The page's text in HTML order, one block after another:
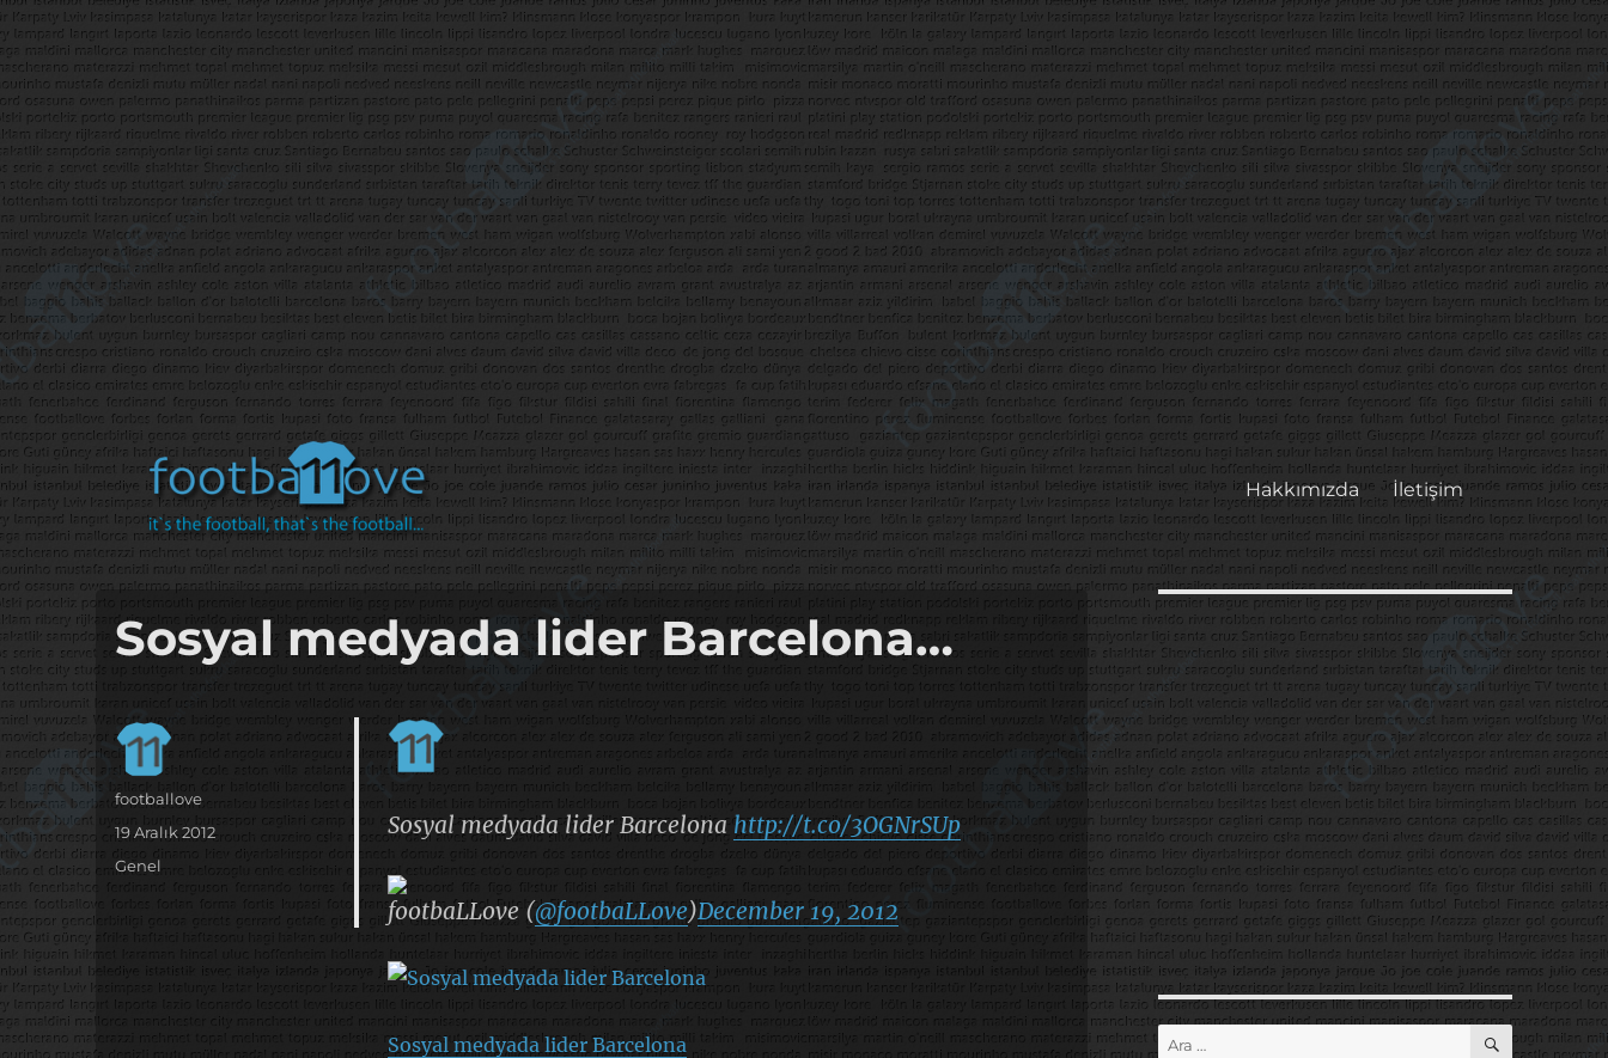
footbaLLove
it's the football, that's the football…
Hakkımızda İletişim
Sosyal medyada lider Barcelona…
Sosyal medyada lider Barcelona http://t.co/3OGNrSUp
footbaLLove (@footbaLLove)December 19, 2012
Sosyal medyada lider Barcelona
Yazar
footballove
Yayın
tarihi
19 Aralık 2012
Kategoriler
Genel
Ara: ARA